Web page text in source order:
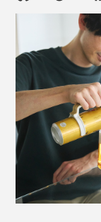
会議中に、「
フみんなに飲
っ！！」。お揃